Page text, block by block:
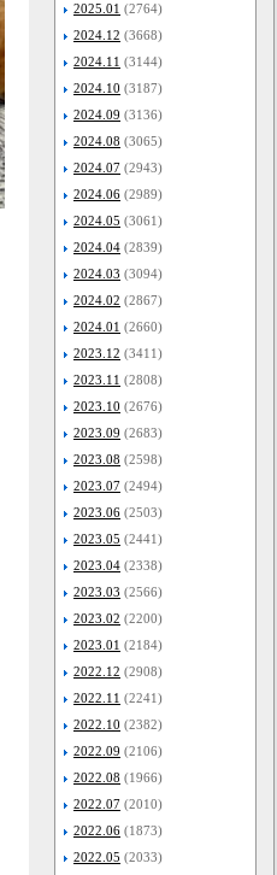
2025.01 (2764)
2024.12 (3668)
2024.11 (3144)
2024.10 (3187)
2024.09 (3136)
2024.08 (3065)
2024.07 (2943)
2024.06 (2989)
2024.05 (3061)
2024.04 (2839)
2024.03 (3094)
2024.02 (2867)
2024.01 (2660)
2023.12 (3411)
2023.11 (2808)
2023.10 (2676)
2023.09 (2683)
2023.08 (2598)
2023.07 (2494)
2023.06 (2503)
2023.05 (2441)
2023.04 (2338)
2023.03 (2566)
2023.02 (2200)
2023.01 (2184)
2022.12 (2908)
2022.11 (2241)
2022.10 (2382)
2022.09 (2106)
2022.08 (1966)
2022.07 (2010)
2022.06 (1873)
2022.05 (2033)